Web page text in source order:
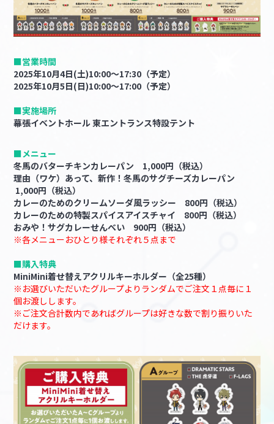
■営業時間
2025年10月4日(土)10:00～17:30（予定）
2025年10月5日(日)10:00～17:00（予定）
■実施場所
幕張イベントホール 東エントランス特設テント
■メニュー
冬馬のバターチキンカレーパン 1,000円（税込）
理由（ワケ）あって、新作！冬馬のサグチーズカレーパン
1,000円（税込）
カレーのためのクリームソーダ風ラッシー 800円（税込）
カレーのための特製スパイスアイスチャイ 800円（税込）
おみや！サグカレーせんべい 900円（税込）
※各メニューおひとり様それぞれ５点まで
■購入特典
MiniMini着せ替えアクリルキーホルダー（全25種）
※お選びいただいたグループよりランダムでご注文１点毎に１
個お渡しします。
※ご注文合計数内であればグループは好きな数で割り振りいた
だけます。